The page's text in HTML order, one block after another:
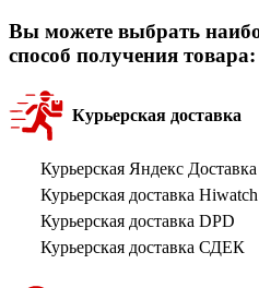
Вы можете выбрать
способ получения товара:
Курьерская доставка
Курьерская Яндекс Доставка
Курьерская доставка Hiwatch
Курьерская доставка DPD
Курьерская доставка СДЕК